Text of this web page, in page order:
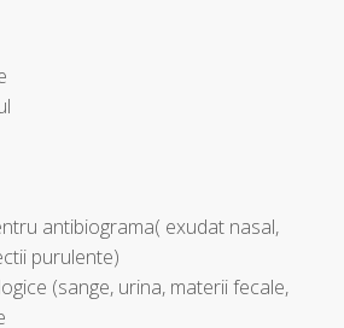
antibiograma( exudat nasal,
purulente)
(sange, urina, materii fecale,